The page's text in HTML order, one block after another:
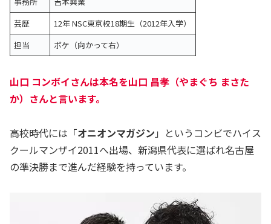
芸歴
12年 NSC東京校18期生（2012年入学）
担当
ボケ（向かって右）
山口 コンボイさんは本名を山口 昌孝（やまぐち まさた
か）さんと言います。
高校時代には「オニオンマガジン 」というコンビでハイス
クールマンザイ2011へ出場、新潟県代表に選ばれ名古屋
の準決勝まで進んだ経験を持っています。